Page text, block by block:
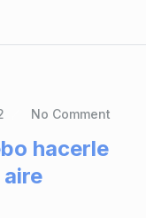
No Comment
hacerle